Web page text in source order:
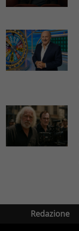
Redazione